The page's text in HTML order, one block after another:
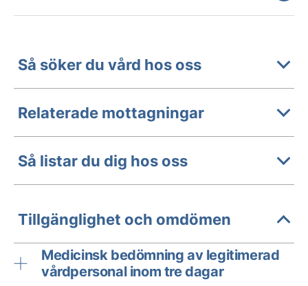
Så söker du vård hos oss
Relaterade mottagningar
Så listar du dig hos oss
Tillgänglighet och omdömen
Medicinsk bedömning av legitimerad
vårdpersonal inom tre dagar